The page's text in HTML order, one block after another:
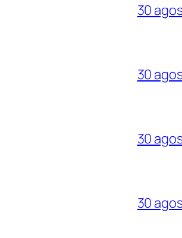
30
30
30
30